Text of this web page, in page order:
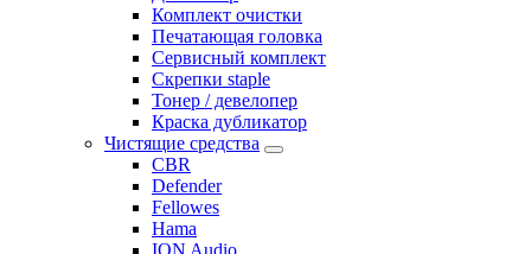
Комплект очистки
Печатающая головка
Сервисный комплект
Скрепки staple
Тонер / девелопер
Краска дубликатор
Чистящие средства
CBR
Defender
Fellowes
Hama
ION Audio